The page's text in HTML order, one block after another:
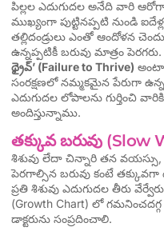
పిల్లల ఎదుగుదల అనేది వారి
ముఖ్యంగా పుట్టినప్పటి నుండి
తల్లిదండ్రులు ఎంతో ఆందోళన
ఉన్నప్పటికీ బరువు మాత్రం
థ్రైవ్’ (Failure to Thrive)
సంరక్షణలో నమ్మకమైన పేరుగా
ఎదుగుదల లోపాలను గుర్తించి
అందిస్తున్నాము.
తక్కువ బరువు
శిశువు లేదా చిన్నారి తన వయస్సు,
పెరగాల్సిన బరువు కంటే
ప్రతి శిశువు ఎదుగుదల తీరు
(Growth Chart) లో
డాక్టరును సంప్రదించాలి.